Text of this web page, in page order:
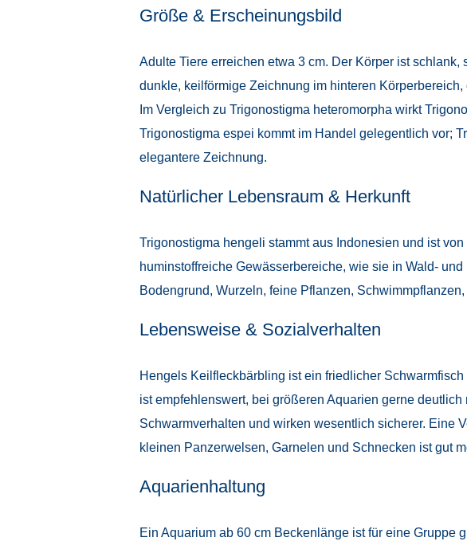
Größe & Erscheinungsbild
Adulte Tiere erreichen etwa 3 cm. Der Körper ist
dunkle, keilförmige Zeichnung im hinteren
Im Vergleich zu Trigonostigma heteromorpha wirkt
Trigonostigma espei kommt im Handel gelegentlich vor;
elegantere Zeichnung.
Natürlicher Lebensraum & Herkunft
Trigonostigma hengeli stammt aus Indonesien und ist
huminstoffreiche Gewässerbereiche, wie sie in Wald-
Bodengrund, Wurzeln, feine Pflanzen,
Lebensweise & Sozialverhalten
Hengels Keilfleckbärbling ist ein friedlicher
ist empfehlenswert, bei größeren Aquarien gerne
Schwarmverhalten und wirken wesentlich sicherer. Eine
kleinen Panzerwelsen, Garnelen und Schnecken ist gut
Aquarienhaltung
Ein Aquarium ab 60 cm Beckenlänge ist für eine Gruppe